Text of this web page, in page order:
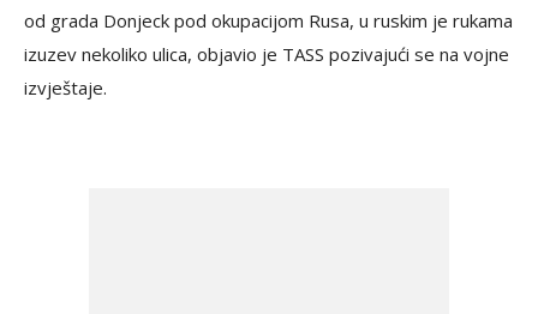
od grada Donjeck pod okupacijom Rusa, u ruskim je rukama
izuzev nekoliko ulica, objavio je TASS pozivajući se na vojne
izvještaje.